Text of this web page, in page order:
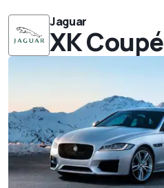
Jaguar
XK Coupé